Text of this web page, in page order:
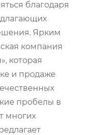
благодаря
Ярким
компания
которая
и продаже
пробелы в
многих